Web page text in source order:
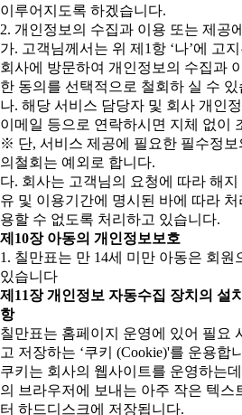
이루어지도록 하겠습니다.
2. 개인정보의 수집과 이용 또는 제공
가. 고객님께서는 위 제1항 ‘나’에 고
회사에 방문하여 개인정보의 수집과
한 동의를 선택적으로 철회하 실 수 있
나. 해당 서비스 담당자 및 회사 개인
이메일 등으로 연락하시면 지체 없이
※ 단, 서비스 제공에 필요한 필수정
의철회는 예외로 합니다.
다. 회사는 고객님의 요청에 따라 해
유 및 이용기간에 명시된 바에 따라 처
용할 수 없도록 처리하고 있습니다.
제10장 아동의 개인정보보호
1. 칠만표는 만 14세 미만 아동은 회원
있습니다
제11장 개인정보 자동수집 장치의 설
항
칠만표는 홈페이지 운영에 있어 필요
고 저장하는 ‘쿠키 (Cookie)'를 운용합
쿠키는 회사의 웹사이트를 운영하는
의 브라우저에 보내는 아주 작은 텍스
터 하드디스크에 저장됩니다.